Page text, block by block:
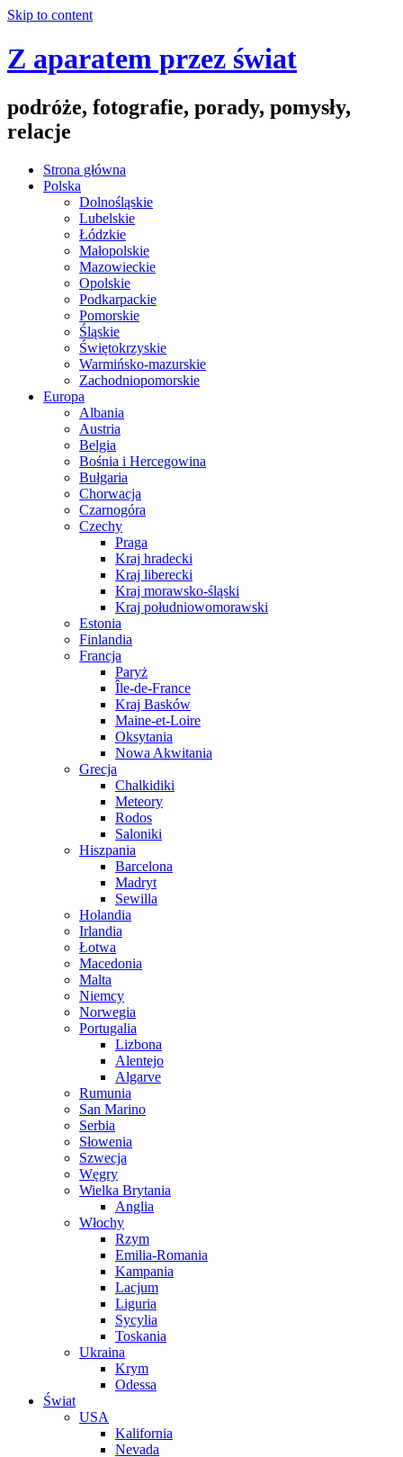
Skip to content
Z aparatem przez świat
podróże, fotografie, porady, pomysły,
relacje
Strona główna
Polska
Dolnośląskie
Lubelskie
Łódzkie
Małopolskie
Mazowieckie
Opolskie
Podkarpackie
Pomorskie
Śląskie
Świętokrzyskie
Warmińsko-mazurskie
Zachodniopomorskie
Europa
Albania
Austria
Belgia
Bośnia i Hercegowina
Bułgaria
Chorwacja
Czarnogóra
Czechy
Praga
Kraj hradecki
Kraj liberecki
Kraj morawsko-śląski
Kraj południowomorawski
Estonia
Finlandia
Francja
Paryż
Île-de-France
Kraj Basków
Maine-et-Loire
Oksytania
Nowa Akwitania
Grecja
Chalkidiki
Meteory
Rodos
Saloniki
Hiszpania
Barcelona
Madryt
Sewilla
Holandia
Irlandia
Łotwa
Macedonia
Malta
Niemcy
Norwegia
Portugalia
Lizbona
Alentejo
Algarve
Rumunia
San Marino
Serbia
Słowenia
Szwecja
Węgry
Wielka Brytania
Anglia
Włochy
Rzym
Emilia-Romania
Kampania
Lacjum
Liguria
Sycylia
Toskania
Ukraina
Krym
Odessa
Świat
USA
Kalifornia
Nevada